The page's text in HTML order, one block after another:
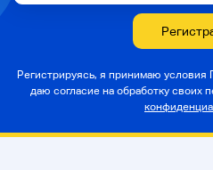
Способ оплаты
Пожалуйста,
Регистрируясь, я принимаю условия
даю согласие на обработку своих